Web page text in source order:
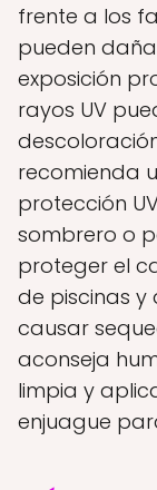
frente a los
pueden
exposición
rayos UV
recomienda
protección
sombrero o
proteger el
de piscinas y
causar
aconseja
limpia y
enjuague